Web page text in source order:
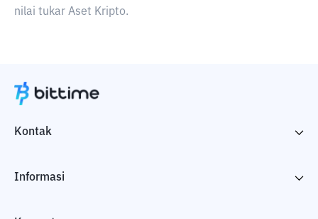
nilai tukar Aset Kripto.
Kontak
Informasi